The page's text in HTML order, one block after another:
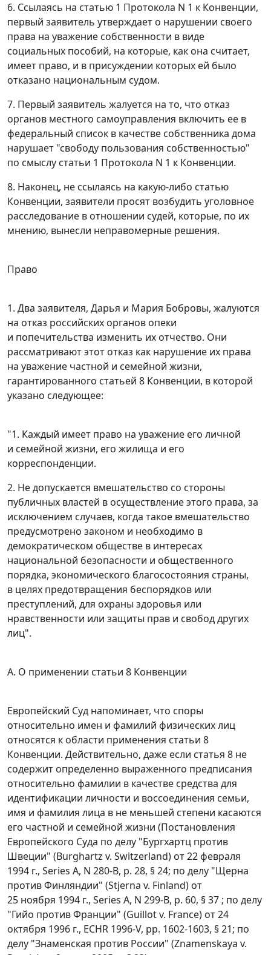
6. Ссылаясь на статью 1 Протокола N 1 к Конвенции,
первый заявитель утверждает о нарушении своего
права на уважение собственности в виде
социальных пособий, на которые, как она считает,
имеет право, и в присуждении которых ей было
отказано национальным судом.
7. Первый заявитель жалуется на то, что отказ
органов местного самоуправления включить ее в
федеральный список в качестве собственника дома
нарушает "свободу пользования собственностью"
по смыслу статьи 1 Протокола N 1 к Конвенции.
8. Наконец, не ссылаясь на какую-либо статью
Конвенции, заявители просят возбудить уголовное
расследование в отношении судей, которые, по их
мнению, вынесли неправомерные решения.
Право
1. Два заявителя, Дарья и Мария Бобровы, жалуются
на отказ российских органов опеки
и попечительства изменить их отчество. Они
рассматривают этот отказ как нарушение их права
на уважение частной и семейной жизни,
гарантированного статьей 8 Конвенции, в которой
указано следующее:
"1. Каждый имеет право на уважение его личной
и семейной жизни, его жилища и его
корреспонденции.
2. Не допускается вмешательство со стороны
публичных властей в осуществление этого права, за
исключением случаев, когда такое вмешательство
предусмотрено законом и необходимо в
демократическом обществе в интересах
национальной безопасности и общественного
порядка, экономического благосостояния страны,
в целях предотвращения беспорядков или
преступлений, для охраны здоровья или
нравственности или защиты прав и свобод других
лиц".
А. О применении статьи 8 Конвенции
Европейский Суд напоминает, что споры
относительно имен и фамилий физических лиц
относятся к области применения статьи 8
Конвенции. Действительно, даже если статья 8 не
содержит определенно выраженного предписания
относительно фамилии в качестве средства для
идентификации личности и воссоединения семьи,
имя и фамилия лица в не меньшей степени касаются
его частной и семейной жизни (Постановления
Европейского Суда по делу "Бургхартц против
Швеции" (Burghartz v. Switzerland) от 22 февраля
1994 г., Series A, N 280-B, p. 28, § 24; по делу "Щерна
против Финляндии" (Stjerna v. Finland) от
25 ноября 1994 г., Series A, N 299-B, p. 60, § 37 ; по делу
"Гийо против Франции" (Guillot v. France) от 24
октября 1996 г., ECHR 1996-V, pp. 1602-1603, § 21; по
делу "Знаменская против России" (Znamenskaya v.